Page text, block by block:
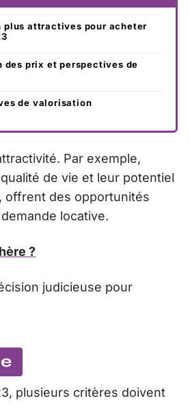
plus attractives pour acheter
des prix et perspectives de
de valorisation
Par exemple,
de vie et leur potentiel
offrent des opportunités
locative.
?
judicieuse pour
plusieurs critères doivent